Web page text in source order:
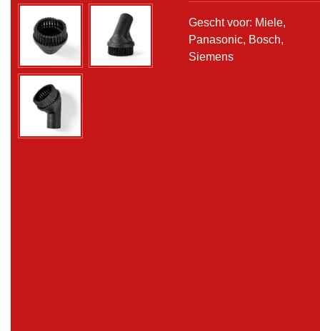
Gescht voor: Miele,
Panasonic, Bosch,
Siemens